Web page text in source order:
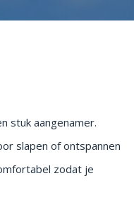
stuk aangenamer.
slapen of ontspannen
zodat je